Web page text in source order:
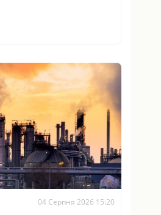
04 Серпня 2026 15:20